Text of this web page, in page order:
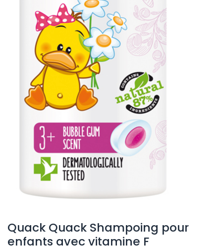
Quack Quack Shampoing pour
enfants avec vitamine F